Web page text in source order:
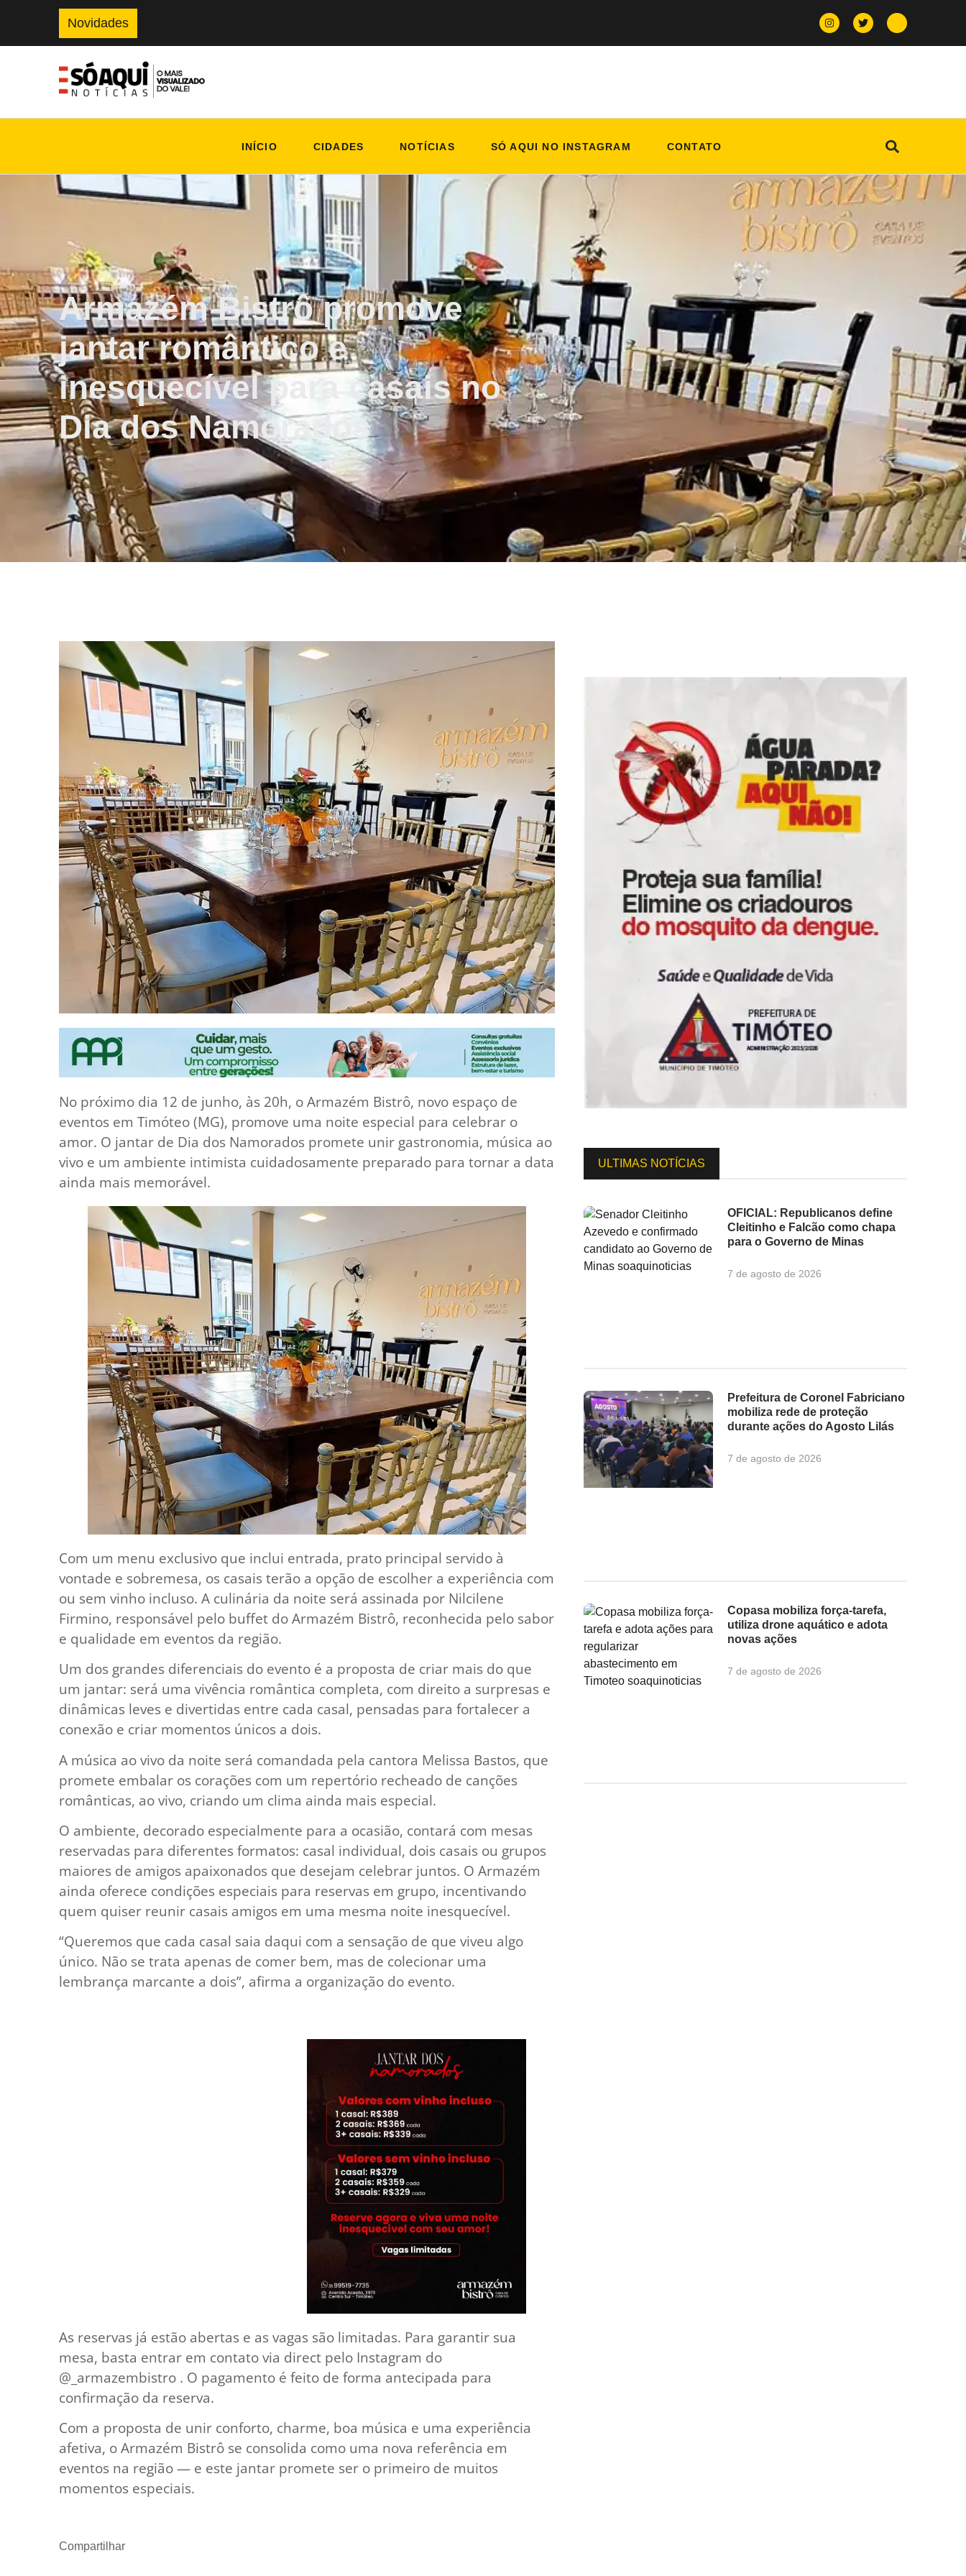
Novidades
INÍCIO CIDADES NOTÍCIAS SÓ AQUI NO INSTAGRAM CONTATO
Armazém Bistrô promove
jantar romântico e
inesquecível para casais no
Dia dos Namorados
No próximo dia 12 de junho, às 20h, o Armazém Bistrô, novo espaço de
eventos em Timóteo (MG), promove uma noite especial para celebrar o
amor. O jantar de Dia dos Namorados promete unir gastronomia, música ao
vivo e um ambiente intimista cuidadosamente preparado para tornar a data
ainda mais memorável.
Com um menu exclusivo que inclui entrada, prato principal servido à
vontade e sobremesa, os casais terão a opção de escolher a experiência com
ou sem vinho incluso. A culinária da noite será assinada por Nilcilene
Firmino, responsável pelo buffet do Armazém Bistrô, reconhecida pelo sabor
e qualidade em eventos da região.
Um dos grandes diferenciais do evento é a proposta de criar mais do que
um jantar: será uma vivência romântica completa, com direito a surpresas e
dinâmicas leves e divertidas entre cada casal, pensadas para fortalecer a
conexão e criar momentos únicos a dois.
A música ao vivo da noite será comandada pela cantora Melissa Bastos, que
promete embalar os corações com um repertório recheado de canções
românticas, ao vivo, criando um clima ainda mais especial.
O ambiente, decorado especialmente para a ocasião, contará com mesas
reservadas para diferentes formatos: casal individual, dois casais ou grupos
maiores de amigos apaixonados que desejam celebrar juntos. O Armazém
ainda oferece condições especiais para reservas em grupo, incentivando
quem quiser reunir casais amigos em uma mesma noite inesquecível.
“Queremos que cada casal saia daqui com a sensação de que viveu algo
único. Não se trata apenas de comer bem, mas de colecionar uma
lembrança marcante a dois”, afirma a organização do evento.
As reservas já estão abertas e as vagas são limitadas. Para garantir sua
mesa, basta entrar em contato via direct pelo Instagram do
@_armazembistro . O pagamento é feito de forma antecipada para
confirmação da reserva.
Com a proposta de unir conforto, charme, boa música e uma experiência
afetiva, o Armazém Bistrô se consolida como uma nova referência em
eventos na região — e este jantar promete ser o primeiro de muitos
momentos especiais.
Compartilhar
ULTIMAS NOTÍCIAS
OFICIAL: Republicanos define
Cleitinho e Falcão como chapa
para o Governo de Minas
7 de agosto de 2026
Prefeitura de Coronel Fabriciano
mobiliza rede de proteção
durante ações do Agosto Lilás
7 de agosto de 2026
Copasa mobiliza força-tarefa,
utiliza drone aquático e adota
novas ações
7 de agosto de 2026